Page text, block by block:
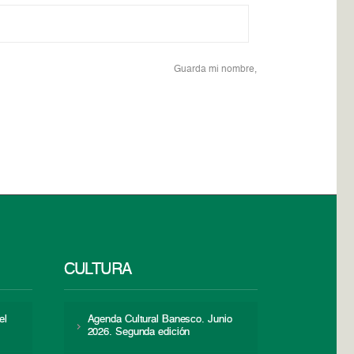
Guarda mi nombre,
CULTURA
Agenda Cultural Banesco. Junio
2026. Segunda edición